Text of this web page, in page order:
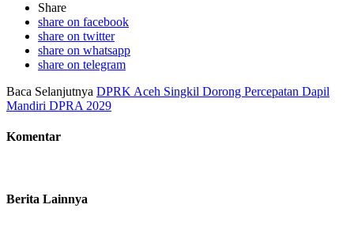
Share
share on facebook
share on twitter
share on whatsapp
share on telegram
Baca Selanjutnya DPRK Aceh Singkil Dorong Percepatan Dapil
Mandiri DPRA 2029
Komentar
Berita Lainnya